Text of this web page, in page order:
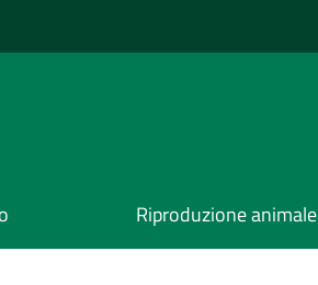
Riproduzione animale